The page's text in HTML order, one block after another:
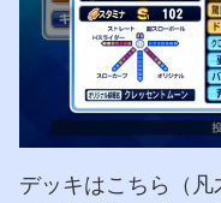
デッキはこちら（凡